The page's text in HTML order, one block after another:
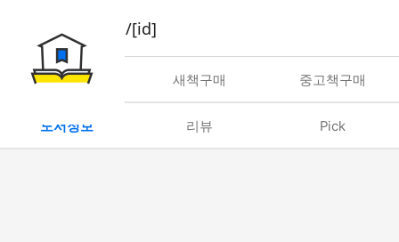
book/rent/[id]
대여 새책구매 중고책구매
도서정보 리뷰 Pick